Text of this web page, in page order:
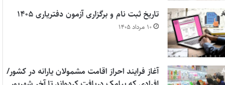
تاریخ ثبت نام و برگزاری آزمون دفتریاری ۱۴۰۵
۱۰ مرداد ۱۴۰۵
آغاز فرایند احراز اقامت مشمولان یارانه در کشور/